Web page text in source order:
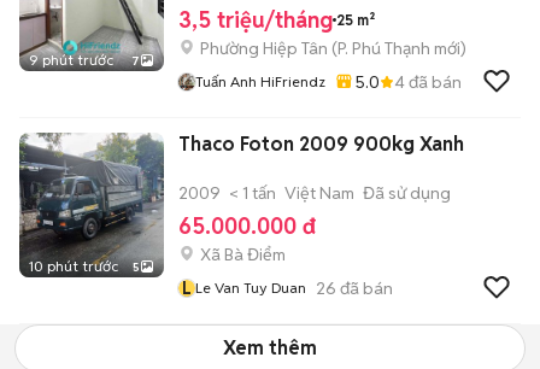
9 phút trước 7
3,5 triệu/tháng 25 m²
Phường Hiệp Tân (P. Phú Thạnh mới)
Tuấn Anh HiFriendz 5.0 4đã bán
10 phút trước 5
Thaco Foton 2009 900kg Xanh
2009 < 1 tấn Việt Nam Đã sử dụng
65.000.000 đ
Xã Bà Điểm
L Le Van Tuy Duan 26 đã bán
Xem thêm